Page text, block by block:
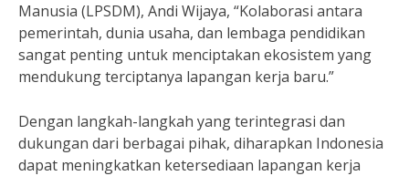
Manusia (LPSDM), Andi Wijaya, “Kolaborasi antara
pemerintah, dunia usaha, dan lembaga pendidikan
sangat penting untuk menciptakan ekosistem yang
mendukung terciptanya lapangan kerja baru.”
Dengan langkah-langkah yang terintegrasi dan
dukungan dari berbagai pihak, diharapkan Indonesia
dapat meningkatkan ketersediaan lapangan kerja